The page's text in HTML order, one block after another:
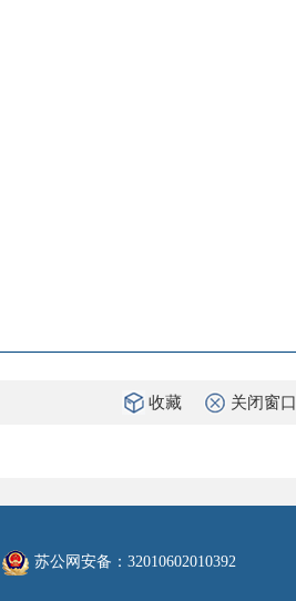
关闭窗口
收藏
苏公网安备：32010602010392